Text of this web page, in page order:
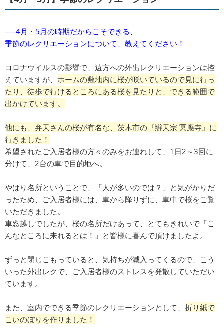
──4月・5月の時期だからこそできる、
季節のレクリエーションについて、教えてください！
コロナウイルスの影響で、遠方への外出レクリエーションは控
えていますが、 ホームの敷地内に桜が咲いているので見に行っ
たり、徒歩で行けるところにある桜を見たりと、できる範囲で
出かけています。
他にも、弁天さんの桜が有名な、茨木市の『辯天宗 冥應寺』に
行きました！
希望されたご入居者様の方々のみをお連れして、1日2～3回に
分けて、2台の車で目的地へ。
やはり名所ということで、「人が多いのでは？」と気がかりだ
ったため、ご入居者様には、車から降りずに、車中で桜をご覧
いただきました。
車窓越しでしたが、桜の名所だけあって、とてもきれいで「こ
んなところに来れるとは！」と皆様に喜んで頂けましたよ。
ずっと閉じこもっていると、気持ちが滅入ってくるので、こう
いった外出レクで、ご入居者様のストレスを発散していただい
ています。
また、室内でできる季節のレクリエーションとして、 折り紙で
こいのぼりを作りました！